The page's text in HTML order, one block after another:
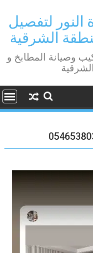
منجرة النور لتفصيل
الشرقية
تركيب وصيانة المطابخ و